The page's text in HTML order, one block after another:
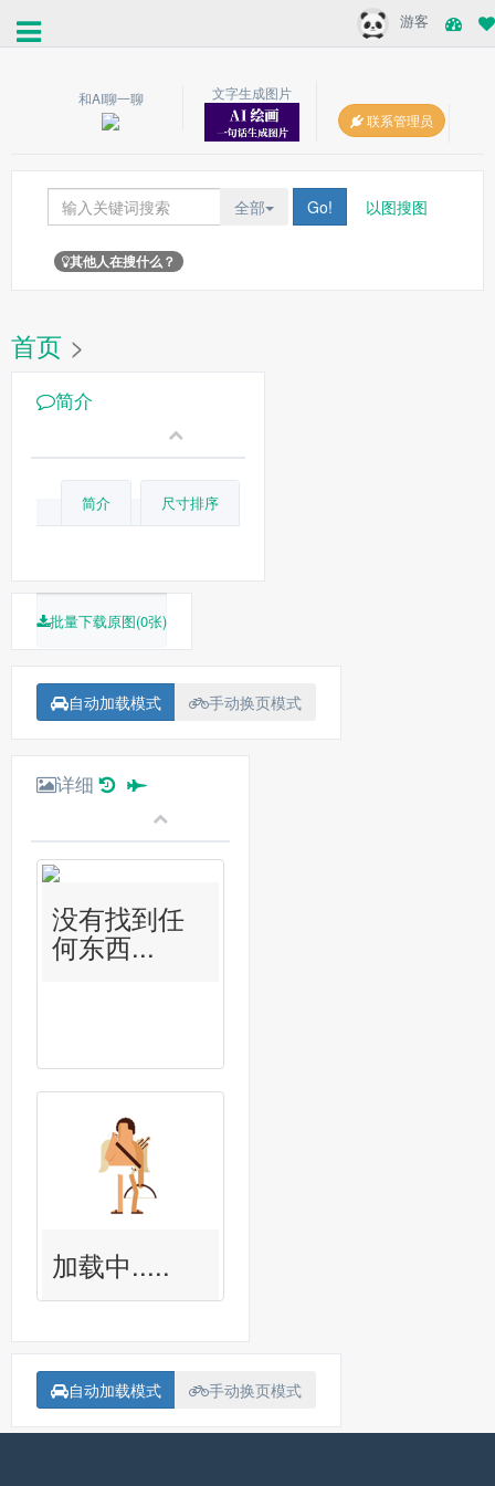
游客
和AI聊一聊
文字生成图片
联系管理员
全部 Go! 以图搜图
其他人在搜什么？
首页 >
简介
简介 尺寸排序
批量下载原图(0张)
自动加载模式 手动换页模式
详细
没有找到任
何东西...
加载中.....
自动加载模式 手动换页模式